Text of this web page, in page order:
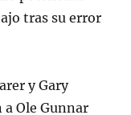
tras su error
y Gary
a Ole Gunnar